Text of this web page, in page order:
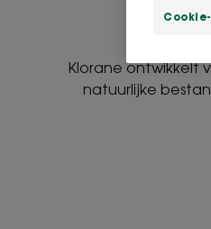
Klorane ontwikkelt
natuurlijke